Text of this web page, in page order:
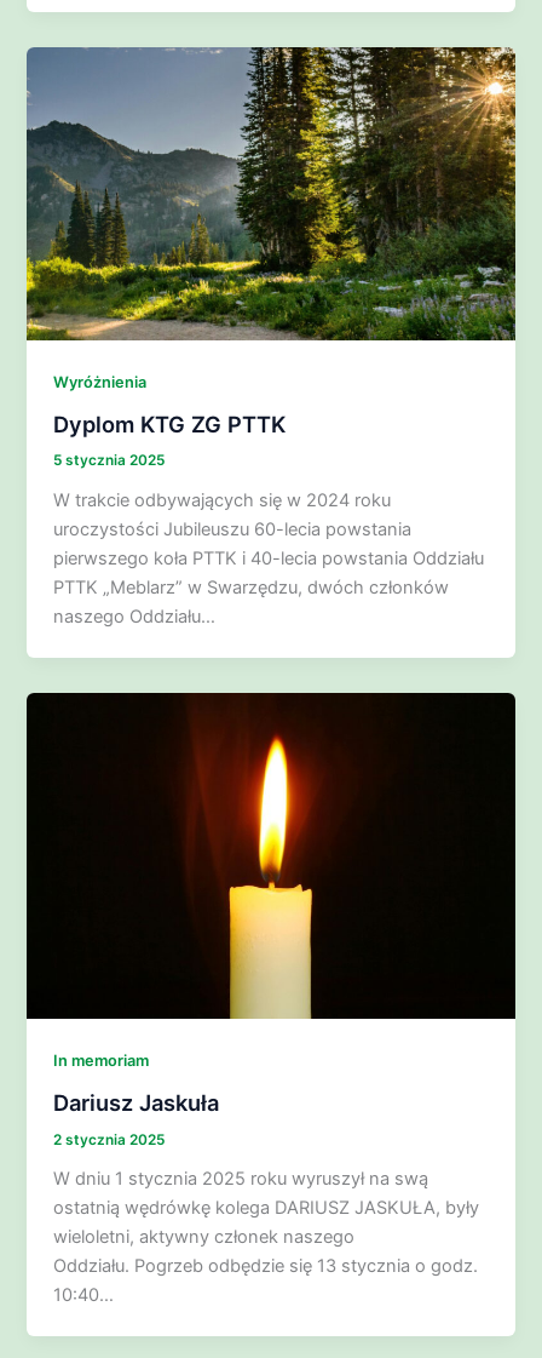
Wyróżnienia
Dyplom KTG ZG PTTK
5 stycznia 2025
W trakcie odbywających się w 2024 roku
uroczystości Jubileuszu 60-lecia powstania
pierwszego koła PTTK i 40-lecia powstania Oddziału
PTTK „Meblarz” w Swarzędzu, dwóch członków
naszego Oddziału…
In memoriam
Dariusz Jaskuła
2 stycznia 2025
W dniu 1 stycznia 2025 roku wyruszył na swą
ostatnią wędrówkę kolega DARIUSZ JASKUŁA, były
wieloletni, aktywny członek naszego
Oddziału. Pogrzeb odbędzie się 13 stycznia o godz.
10:40…